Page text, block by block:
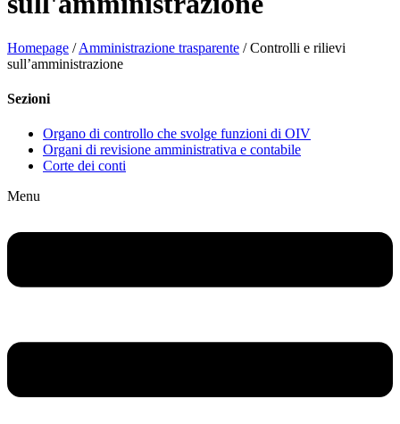
Homepage /Amministrazione trasparente / Controlli e rilievi
sull’amministrazione
Sezioni
Organo di controllo che svolge funzioni di OIV
Organi di revisione amministrativa e contabile
Corte dei conti
Menu